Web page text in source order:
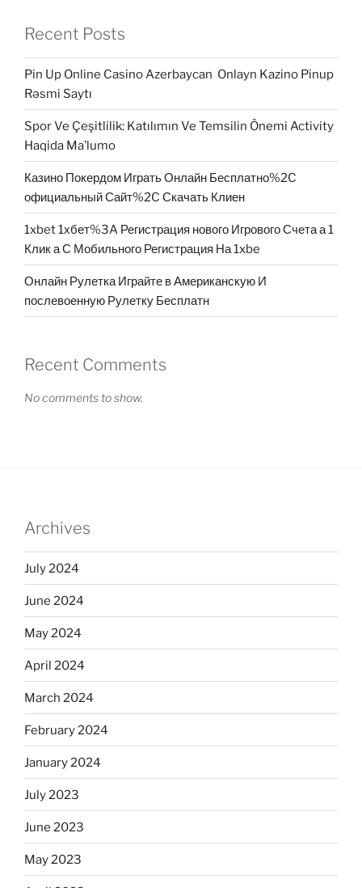
Recent Posts
Pin Up Online Casino Azerbaycan ️ Onlayn Kazino Pinup
Rəsmi Saytı
Spor Ve Çeşitlilik: Katılımın Ve Temsilin Önemi Activity
Haqida Ma’lumo
Казино Покердом Играть Онлайн Бесплатно%2C
официальный Сайт%2C Скачать Клиен
1xbet 1хбет%3A Регистрация нового Игрового Счета а 1
Клик а С Мобильного Регистрация На 1xbe
Онлайн Рулетка Играйте в Американскую И
послевоенную Рулетку Бесплатн
Recent Comments
No comments to show.
Archives
July 2024
June 2024
May 2024
April 2024
March 2024
February 2024
January 2024
July 2023
June 2023
May 2023